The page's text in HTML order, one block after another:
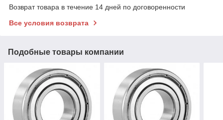
Возврат товара в течение 14 дней по договоренности
Все условия возврата
Подобные товары компании